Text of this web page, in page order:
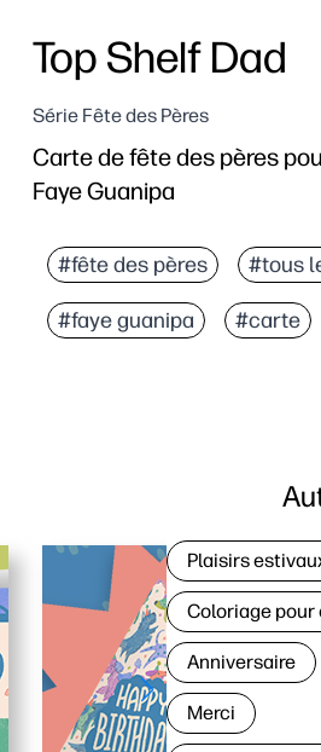
Top Shelf Dad
Série Fête des Pères
Carte de fête des pères
Faye Guanipa
#fête des pères #tous
#faye guanipa #carte
Plaisirs
Coloriage pour
Anniversaire
Merci